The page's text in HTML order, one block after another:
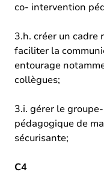
co- intervention
3.h. créer un
faciliter la
entourage
collègues;
3.i. gérer le
pédagogique de
sécurisante;
C4